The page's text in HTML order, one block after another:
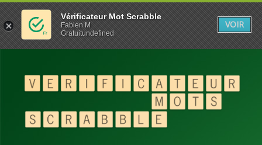
Vérificateur Mot Scrabble
Fabien M
Gratuitundefined
VOIR